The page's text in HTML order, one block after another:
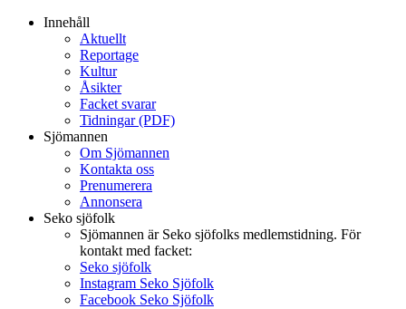
Innehåll
Aktuellt
Reportage
Kultur
Åsikter
Facket svarar
Tidningar (PDF)
Sjömannen
Om Sjömannen
Kontakta oss
Prenumerera
Annonsera
Seko sjöfolk
Sjömannen är Seko sjöfolks medlemstidning. För
kontakt med facket:
Seko sjöfolk
Instagram Seko Sjöfolk
Facebook Seko Sjöfolk